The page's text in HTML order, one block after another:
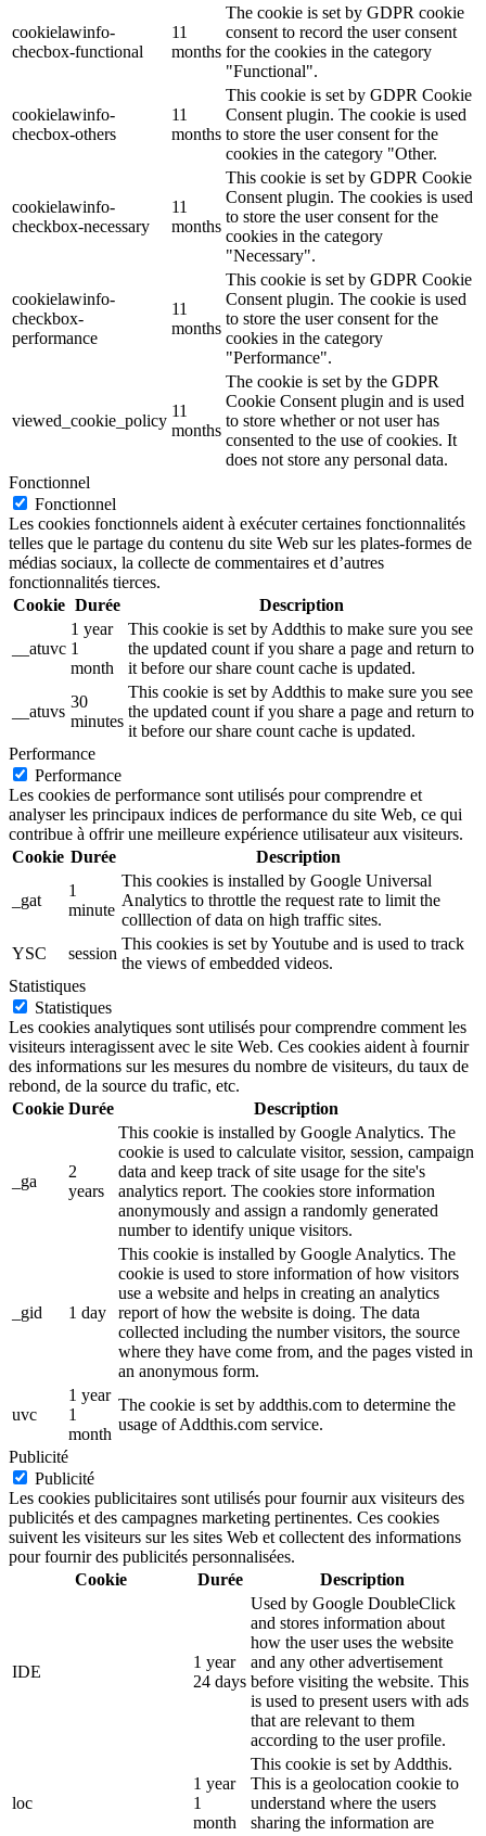
cookielawinfo-
checbox-functional
11
months
The cookie is set by GDPR cookie
consent to record the user consent
for the cookies in the category
"Functional".
cookielawinfo-
checbox-others
11
months
This cookie is set by GDPR Cookie
Consent plugin. The cookie is used
to store the user consent for the
cookies in the category "Other.
cookielawinfo-
checkbox-necessary
11
months
This cookie is set by GDPR Cookie
Consent plugin. The cookies is used
to store the user consent for the
cookies in the category
"Necessary".
cookielawinfo-
checkbox-
performance
11
months
This cookie is set by GDPR Cookie
Consent plugin. The cookie is used
to store the user consent for the
cookies in the category
"Performance".
viewed_cookie_policy
11
months
The cookie is set by the GDPR
Cookie Consent plugin and is used
to store whether or not user has
consented to the use of cookies. It
does not store any personal data.
Fonctionnel
Fonctionnel
Les cookies fonctionnels aident à exécuter certaines fonctionnalités
telles que le partage du contenu du site Web sur les plates-formes de
médias sociaux, la collecte de commentaires et d’autres
fonctionnalités tierces.
Cookie Durée Description
__atuvc
1 year
1
month
This cookie is set by Addthis to make sure you see
the updated count if you share a page and return to
it before our share count cache is updated.
__atuvs
30
minutes
This cookie is set by Addthis to make sure you see
the updated count if you share a page and return to
it before our share count cache is updated.
Performance
Performance
Les cookies de performance sont utilisés pour comprendre et
analyser les principaux indices de performance du site Web, ce qui
contribue à offrir une meilleure expérience utilisateur aux visiteurs.
Cookie Durée Description
_gat
1
minute
This cookies is installed by Google Universal
Analytics to throttle the request rate to limit the
colllection of data on high traffic sites.
YSC
session
This cookies is set by Youtube and is used to track
the views of embedded videos.
Statistiques
Statistiques
Les cookies analytiques sont utilisés pour comprendre comment les
visiteurs interagissent avec le site Web. Ces cookies aident à fournir
des informations sur les mesures du nombre de visiteurs, du taux de
rebond, de la source du trafic, etc.
Cookie Durée Description
_ga
2
years
This cookie is installed by Google Analytics. The
cookie is used to calculate visitor, session, campaign
data and keep track of site usage for the site's
analytics report. The cookies store information
anonymously and assign a randomly generated
number to identify unique visitors.
_gid 1 day
This cookie is installed by Google Analytics. The
cookie is used to store information of how visitors
use a website and helps in creating an analytics
report of how the website is doing. The data
collected including the number visitors, the source
where they have come from, and the pages visted in
an anonymous form.
uvc
1 year
1
month
The cookie is set by addthis.com to determine the
usage of Addthis.com service.
Publicité
Publicité
Les cookies publicitaires sont utilisés pour fournir aux visiteurs des
publicités et des campagnes marketing pertinentes. Ces cookies
suivent les visiteurs sur les sites Web et collectent des informations
pour fournir des publicités personnalisées.
Cookie
Durée Description
IDE
1 year
24 days
Used by Google DoubleClick
and stores information about
how the user uses the website
and any other advertisement
before visiting the website. This
is used to present users with ads
that are relevant to them
according to the user profile.
loc
1 year
1
month
This cookie is set by Addthis.
This is a geolocation cookie to
understand where the users
sharing the information are